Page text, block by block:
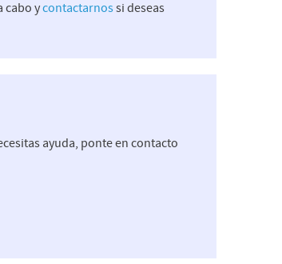
cabo ycontactarnossi deseas
ayuda, ponte en contacto